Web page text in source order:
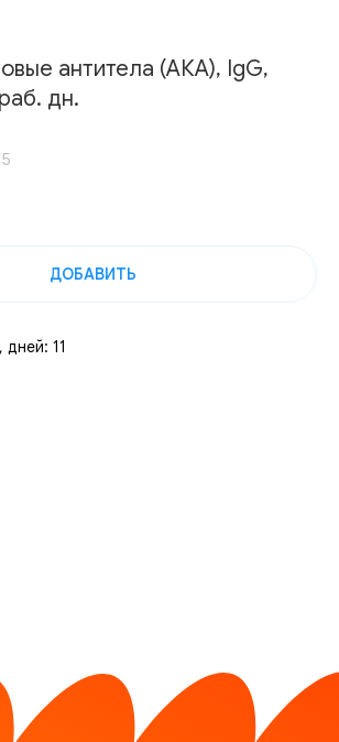
антитела (АКА), IgG,
дн.
ДОБАВИТЬ
11